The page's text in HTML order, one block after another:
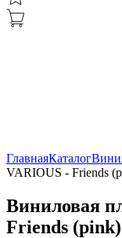
ГлавнаяКаталог
VARIOUS - Friends
Виниловая
Friends (pink)